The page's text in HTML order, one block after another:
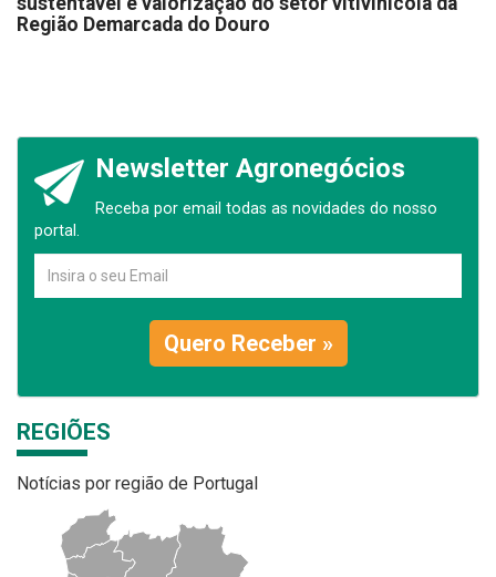
Região Demarcada do Douro
Newsletter Agronegócios
Receba por email todas as novidades do nosso
portal.
Quero Receber »
REGIÕES
Notícias por região de Portugal